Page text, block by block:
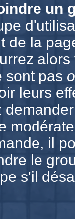
un
de la
sont pas
leurs
il
le
s'il